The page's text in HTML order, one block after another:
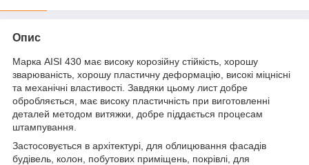
Опис
Марка AISI 430 має високу корозійну стійкість, хорошу
зварюваність, хорошу пластичну деформацію, високі міцнісні
та механічні властивості. Завдяки цьому лист добре
обробляється, має високу пластичність при виготовленні
деталей методом витяжки, добре піддається процесам
штампування.
Застосовується в архітектурі, для облицювання фасадів
будівель, колон, побутових приміщень, покрівлі, для